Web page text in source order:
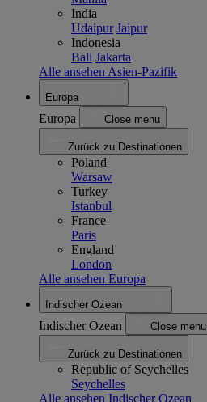
India
Udaipur Jaipur
Indonesia
Bali Jakarta
Alle ansehen Asien-Pazifik
Europa
Europa Close menu
Zurück zu Destinationen
Poland
Warsaw
Turkey
Istanbul
France
Paris
England
London
Alle ansehen Europa
Indischer Ozean
Indischer Ozean Close menu
Zurück zu Destinationen
Republic of Seychelles
Seychelles
Alle ansehen Indischer Ozean